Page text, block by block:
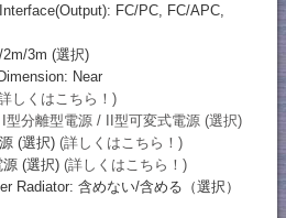
FC/PC, FC/APC,
3m (選択)
Near
しくはこちら！)
I型分離型電源 / II型可変式電源 (選択)
(選択) (詳しくはこちら！)
(選択) (詳しくはこちら！)
Radiator: 含めない/含める（選択）